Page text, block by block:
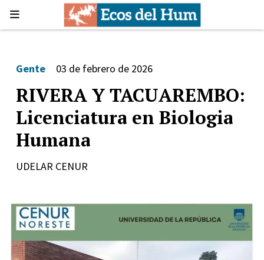
RIVERA Y TACUAREMBO:
Licenciatura en Biologia
Humana
Gente 03 de febrero de 2026
UDELAR CENUR